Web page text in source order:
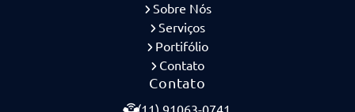
Sobre Nós
Serviços
Portifólio
Contato
Contato
(11) 91063-0741